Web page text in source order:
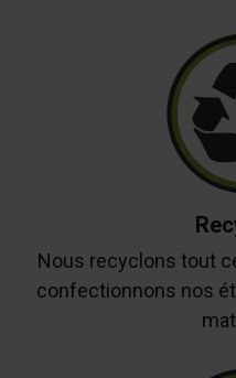
Nous recyclons tout
confectionnons nos